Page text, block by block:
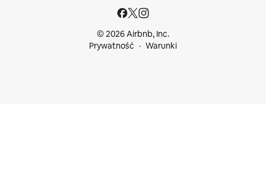
© 2026 Airbnb, Inc.
Prywatność
Warunki